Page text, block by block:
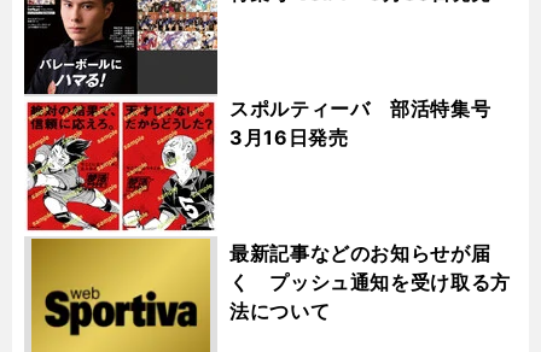
スポルティーバ 部活特集号
3月16日発売
最新記事などのお知らせが届
く プッシュ通知を受け取る方
法について